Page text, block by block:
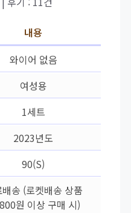
내용
와이어 없음
여성용
1세트
2023년도
90(S)
배송 (로켓배송 상품
원 이상 구매 시)